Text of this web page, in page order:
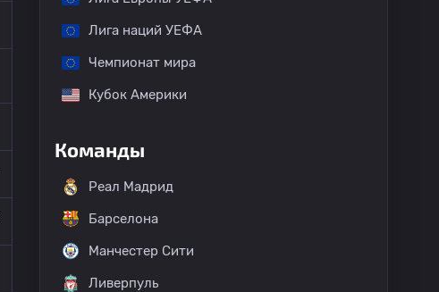
Лига наций УЕФА
Чемпионат мира
Кубок Америки
Команды
Реал Мадрид
Барселона
Манчестер Сити
Ливерпуль